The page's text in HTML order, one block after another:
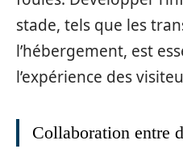
stade, tels que les
l’hébergement, est
l’expérience des
Collaboration entre